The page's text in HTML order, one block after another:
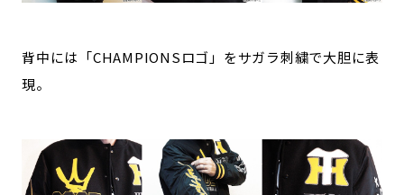
背中には「CHAMPIONSロゴ」をサガラ刺繍で大胆に表
現。